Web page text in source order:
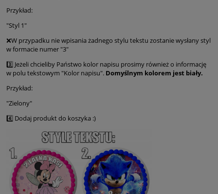
Przykład:
"Styl 1"
❌W przypadku nie wpisania żadnego stylu tekstu zostanie wysłany styl
w formacie numer "3"
3️⃣ Jeżeli chcieliby Państwo kolor napisu prosimy również o informację
w polu tekstowym "Kolor napisu". Domyślnym kolorem jest biały.
Przykład:
"Zielony"
4️⃣ Dodaj produkt do koszyka :)